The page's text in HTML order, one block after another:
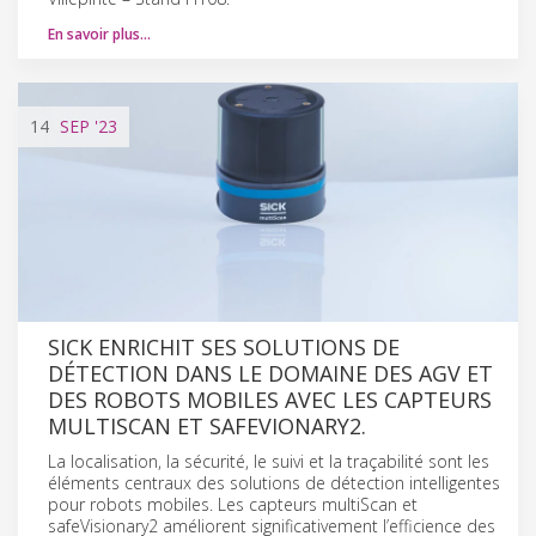
En savoir plus…
14 SEP '23
SICK ENRICHIT SES SOLUTIONS DE
DÉTECTION DANS LE DOMAINE DES AGV ET
DES ROBOTS MOBILES AVEC LES CAPTEURS
MULTISCAN ET SAFEVIONARY2.
La localisation, la sécurité, le suivi et la traçabilité sont les
éléments centraux des solutions de détection intelligentes
pour robots mobiles. Les capteurs multiScan et
safeVisionary2 améliorent significativement l’efficience des